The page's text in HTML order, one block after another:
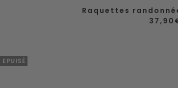
Raquettes
Prix
EPUISÉ